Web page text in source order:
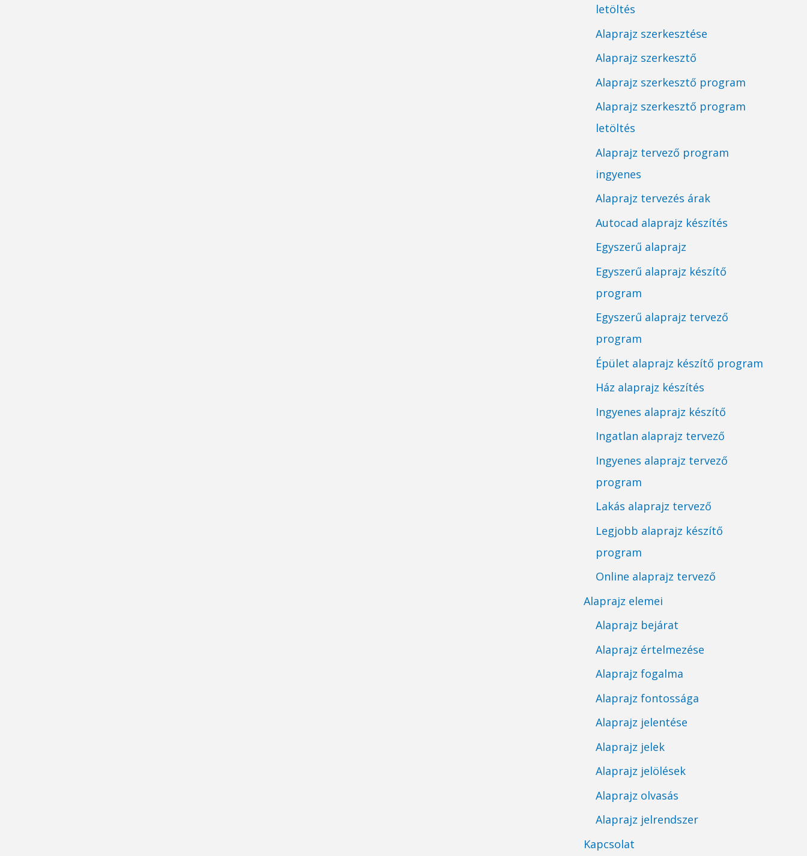
letöltés
Alaprajz szerkesztése
Alaprajz szerkesztő
Alaprajz szerkesztő program
Alaprajz szerkesztő program
letöltés
Alaprajz tervező program
ingyenes
Alaprajz tervezés árak
Autocad alaprajz készítés
Egyszerű alaprajz
Egyszerű alaprajz készítő
program
Egyszerű alaprajz tervező
program
Épület alaprajz készítő program
Ház alaprajz készítés
Ingyenes alaprajz készítő
Ingatlan alaprajz tervező
Ingyenes alaprajz tervező
program
Lakás alaprajz tervező
Legjobb alaprajz készítő
program
Online alaprajz tervező
Alaprajz elemei
Alaprajz bejárat
Alaprajz értelmezése
Alaprajz fogalma
Alaprajz fontossága
Alaprajz jelentése
Alaprajz jelek
Alaprajz jelölések
Alaprajz olvasás
Alaprajz jelrendszer
Kapcsolat